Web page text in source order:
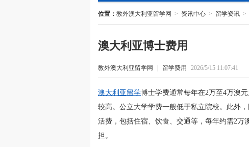
位置： 教外澳大利亚留学网 > 资讯中心 > 留学资讯 >
澳大利亚博士费用
教外澳大利亚留学网 留学费用 2026/5/15 11:07:41
澳大利亚留学博士学费通常每年在2万至4万澳
较高。公立大学学费一般低于私立院校。此外
活费，包括住宿、饮食、交通等，每年约需2万
担。